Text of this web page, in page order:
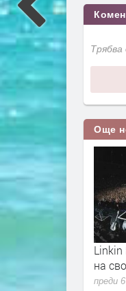
Още
за
Linkin
на
преди